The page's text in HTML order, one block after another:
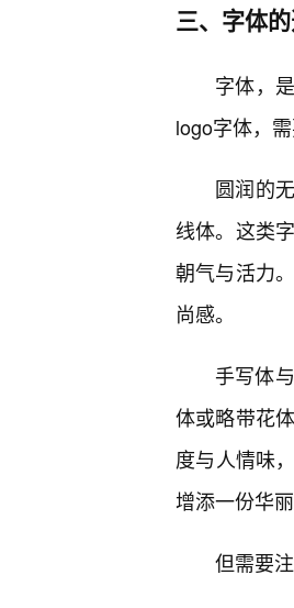
三、字体
字体，
logo字体，
圆润的
线体。这类
朝气与活力
尚感。
手写体
体或略带花
度与人情味
增添一份华丽
但需要